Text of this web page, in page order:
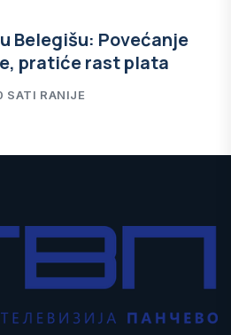
Belegišu: Povećanje
pratiće rast plata
SATI RANIJE